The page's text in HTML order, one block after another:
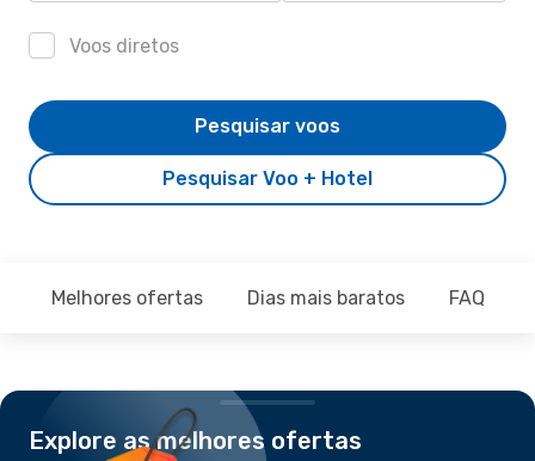
Voos diretos
Pesquisar Voo + Hotel
Pesquisar voos
Melhores ofertas Dias mais baratos FAQ
Explore as melhores ofertas